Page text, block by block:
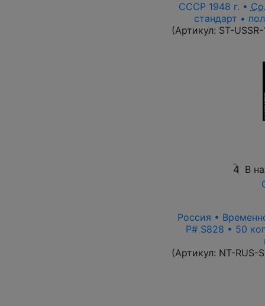
СССР 1948 г. •
стандарт •
(Артикул: ST-
4 В
Россия •
P# S828 • 50
(Артикул: NT-RUS-